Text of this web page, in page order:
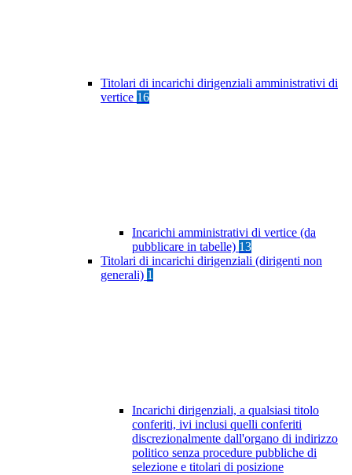
Titolari di incarichi dirigenziali amministrativi di
vertice 16
Incarichi amministrativi di vertice (da
pubblicare in tabelle) 13
Titolari di incarichi dirigenziali (dirigenti non
generali) 1
Incarichi dirigenziali, a qualsiasi titolo
conferiti, ivi inclusi quelli conferiti
discrezionalmente dall'organo di indirizzo
politico senza procedure pubbliche di
selezione e titolari di posizione